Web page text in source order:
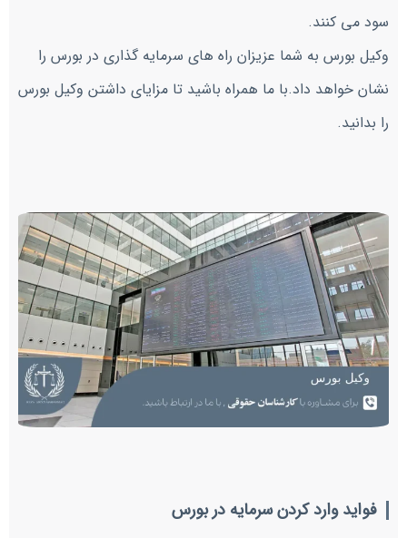
سود می کنند.
وکیل بورس به شما عزیزان راه های سرمايه گذاری در بورس را
نشان خواهد داد.با ما همراه باشید تا مزایای داشتن وکیل بورس
را بدانید.
فواید وارد کردن سرمایه در بورس